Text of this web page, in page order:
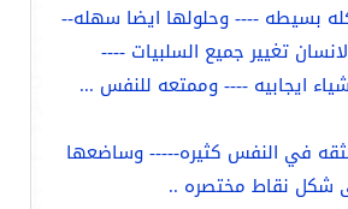
بسيطه ---- وحلولها ايضا سهله--
تغيير جميع السلبيات ----
ايجابيه ---- وممتعه للنفس ...
في النفس كثيره----- وساضعها
شكل نقاط مختصره ..